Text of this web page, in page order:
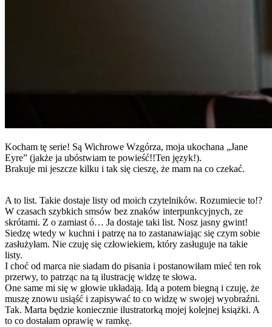
Kocham tę serie! Są Wichrowe Wzgórza, moja ukochana „Jane
Eyre” (jakże ja ubóstwiam te powieść!!Ten język!).
Brakuje mi jeszcze kilku i tak się cieszę, że mam na co czekać.
A to list. Takie dostaje listy od moich czytelników. Rozumiecie to!?
W czasach szybkich smsów bez znaków interpunkcyjnych, ze
skrótami. Z o zamiast ó… Ja dostaje taki list. Nosz jasny gwint!
Siedzę wtedy w kuchni i patrzę na to zastanawiając się czym sobie
zasłużyłam. Nie czuję się człowiekiem, który zasługuje na takie
listy.
I choć od marca nie siadam do pisania i postanowiłam mieć ten rok
przerwy, to patrząc na tą ilustrację widzę te słowa.
One same mi się w głowie układają. Idą a potem biegną i czuję, że
muszę znowu usiąść i zapisywać to co widzę w swojej wyobraźni.
Tak. Marta będzie koniecznie ilustratorką mojej kolejnej książki. A
to co dostałam oprawię w ramkę.